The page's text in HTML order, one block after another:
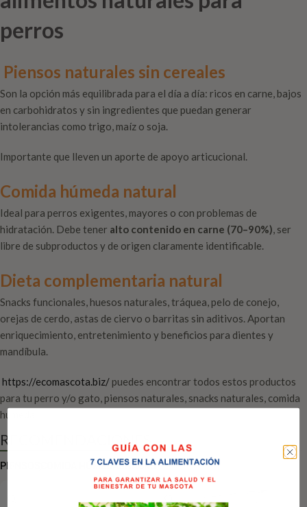
perros
Piensos naturales sin cereales
Son la opción más equilibrada para el día a día: ricos en carne, bajos
en carbohidratos y sin ingredientes que puedan generar
intolerancias como trigo, maíz o soja.
Importante que lleven un aporte de apoyo articucional.
Comida húmeda natural
Ideal para perros exigentes, mayores o con problemas de
hidratación. Debe tener alto contenido en carne (70–90%), ser
libre de subproductos y de origen claramente identificable.
Dieta complementaria natural
Snacks funcionales, huesos naturales, tráquea, pelo de conejo,
orejas de cerdo, astas de ciervo o barritas sin aditivos. Aportan
enriquecimiento, entretenimiento y beneficios para dientes y
mandíbula.
https://ecomascota.biz/ puedes encontrar todos estos productos
para tu perro y/o gato, piensos naturales, snacks naturales, comida
húmeda....
RECOMENDACIONES
PIENSOS COMIDA HÚMEDASNACKS